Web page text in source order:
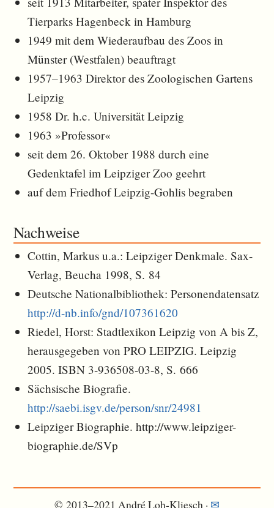
Tierparks Hagenbeck in Hamburg
1949 mit dem Wiederaufbau des Zoos in
Münster (Westfalen) beauftragt
1957–1963 Direktor des Zoologischen Gartens
Leipzig
1958 Dr. h.c. Universität Leipzig
1963 »Professor«
seit dem 26. Oktober 1988 durch eine
Gedenktafel im Leipziger Zoo geehrt
auf dem Friedhof Leipzig-Gohlis begraben
Nachweise
Cottin, Markus u.a.: Leipziger Denkmale. Sax-
Verlag, Beucha 1998, S. 84
Deutsche Nationalbibliothek: Personendatensatz
http://d-nb.info/gnd/107361620
Riedel, Horst: Stadtlexikon Leipzig von A bis Z,
herausgegeben von PRO LEIPZIG. Leipzig
2005. ISBN 3-936508-03-8, S. 666
Sächsische Biografie.
http://saebi.isgv.de/person/snr/24981
Leipziger Biographie. http://www.leipziger-
biographie.de/SVp
© 2013–2021 André Loh-Kliesch · ✉︎